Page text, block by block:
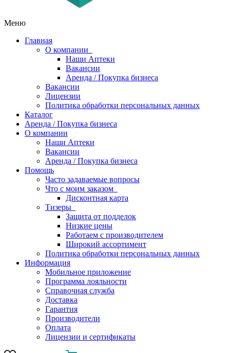
Меню
Главная
О компании
Наши Аптеки
Вакансии
Аренда / Покупка бизнеса
Вакансии
Лицензии
Политика обработки персональных данных
Каталог
Аренда / Покупка бизнеса
О компании
Наши Аптеки
Вакансии
Аренда / Покупка бизнеса
Помощь
Часто задаваемые вопросы
Что с моим заказом
Дисконтная карта
Тизеры
Защита от подделок
Низкие цены
Работаем с производителем
Широкий ассортимент
Политика обработки персональных данных
Информация
Мобильное приложение
Программа лояльности
Справочная служба
Доставка
Гарантия
Производители
Оплата
Лицензии и сертификаты